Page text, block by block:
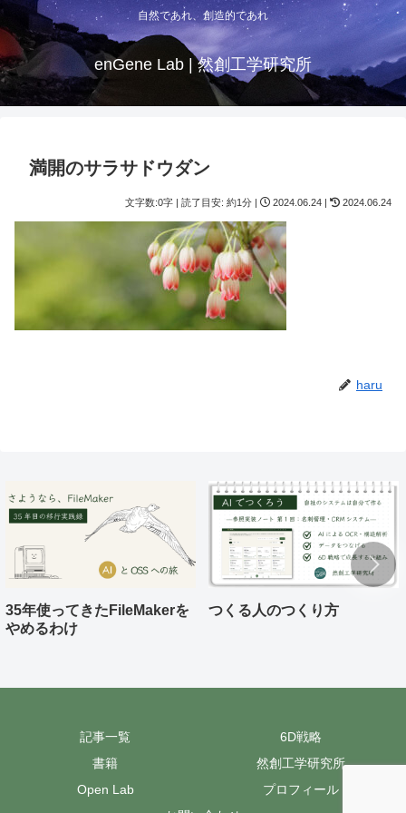
自然であれ、創造的であれ
enGene Lab | 然創工学研究所
満開のサラサドウダン
文字数:0字 | 読了目安: 約1分 | 2024.06.24 | 2024.06.24
haru
35年使ってきたFileMakerを
やめるわけ
つくる人のつくり方
記事一覧
6D戦略
書籍
然創工学研究所
Open Lab
プロフィール